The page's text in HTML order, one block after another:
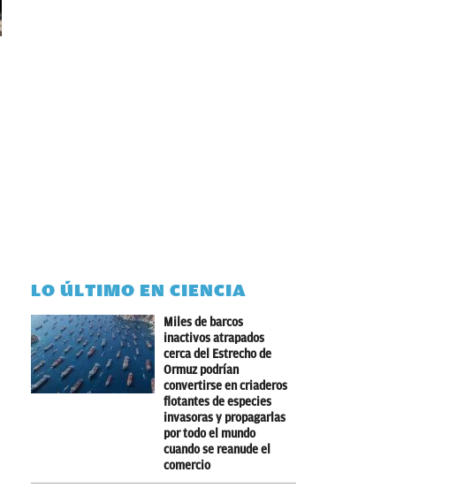
LO ÚLTIMO EN CIENCIA
Miles de barcos
inactivos atrapados
cerca del Estrecho de
Ormuz podrían
convertirse en criaderos
flotantes de especies
invasoras y propagarlas
por todo el mundo
cuando se reanude el
comercio